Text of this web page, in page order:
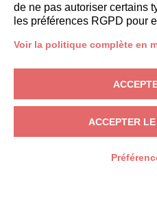
DESTINATIONS
de ne pas autoriser certains
les préférences RGPD pour
Voir la politique complète en
ACCEPTER